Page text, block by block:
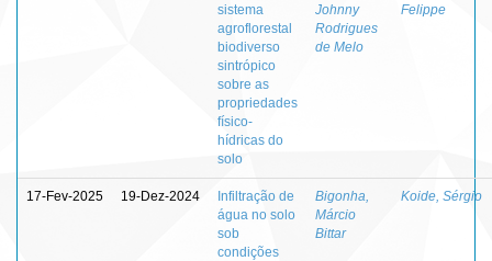
sistema
agroflorestal
biodiverso
sintrópico
sobre as
propriedades
físico-
hídricas do
solo
Johnny
Rodrigues
de Melo
Felippe
17-Fev-2025 19-Dez-2024
Infiltração de
água no solo
sob
condições
Bigonha,
Márcio
Bittar
Koide, Sérgio